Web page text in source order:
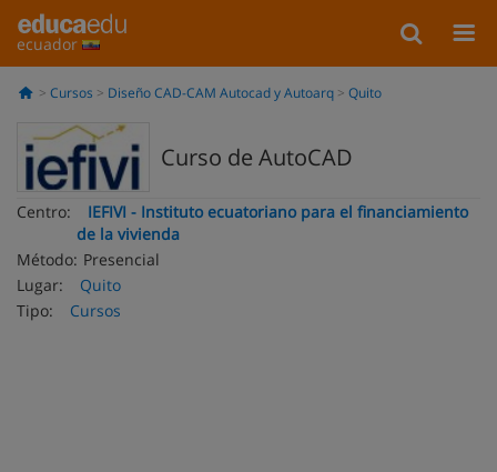
ecuador
Cursos Diseño CAD-CAM Autocad y Autoarq Quito
Curso de AutoCAD
Centro:
IEFIVI - Instituto ecuatoriano para el financiamiento
de la vivienda
Método: Presencial
Lugar:
Quito
Tipo:
Cursos